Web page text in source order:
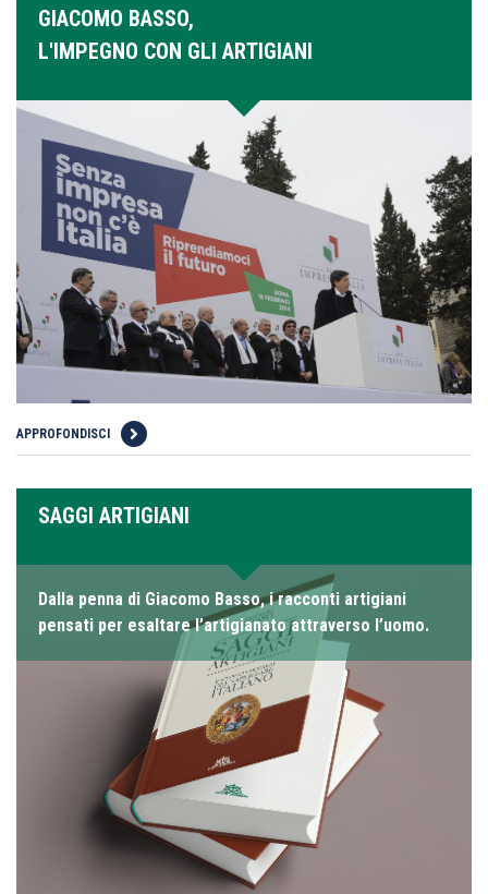
GIACOMO BASSO,
L'IMPEGNO CON GLI ARTIGIANI
APPROFONDISCI
SAGGI ARTIGIANI
Dalla penna di Giacomo Basso, i racconti artigiani
pensati per esaltare l’artigianato attraverso l’uomo.